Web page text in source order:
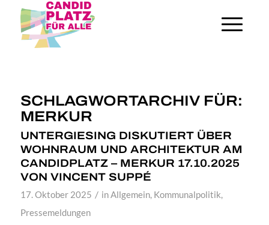
SCHLAGWORTARCHIV FÜR:
MERKUR
UNTERGIESING DISKUTIERT ÜBER
WOHNRAUM UND ARCHITEKTUR AM
CANDIDPLATZ – MERKUR 17.10.2025
VON VINCENT SUPPÉ
17. Oktober 2025 / inAllgemein, Kommunalpolitik,
Pressemeldungen